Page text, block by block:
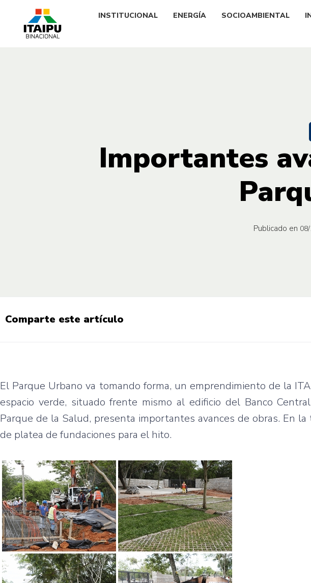
INSTITUCIONAL ENERGÍA SOCIOAMBIENTAL
Importantes
Publicado en
Comparte este artículo
El Parque Urbano va tomando forma, un emprendimiento de la
espacio verde, situado frente mismo al edificio del Banco
Parque de la Salud, presenta importantes avances de obras. En
de platea de fundaciones para el hito.